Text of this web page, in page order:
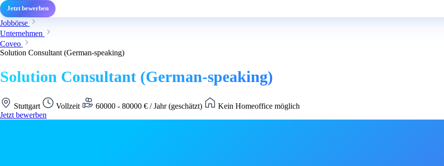
Jetzt bewerben
Jobbörse
Unternehmen
Coveo
Solution Consultant (German-speaking)
Solution Consultant (German-speaking)
Stuttgart Vollzeit 60000 - 80000 € / Jahr (geschätzt)
Kein Homeoffice möglich
Jetzt bewerben